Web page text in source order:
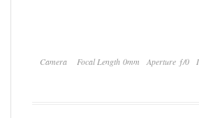
Camera Focal Length 0mm Aperture ƒ/0